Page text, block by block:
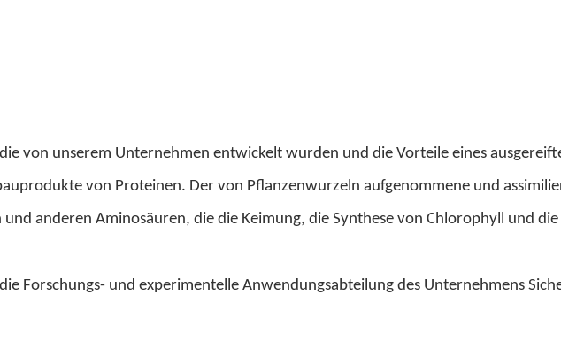
von unserem Unternehmen entwickelt wurden und die Vorteile eines
von Proteinen. Der von Pflanzenwurzeln aufgenommene und
anderen Aminosäuren, die die Keimung, die Synthese von Chlorophyll und
Forschungs- und experimentelle Anwendungsabteilung des Unternehmens